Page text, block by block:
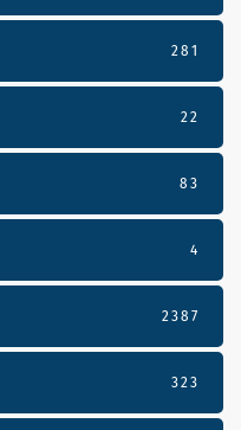
281
22
83
4
2387
323